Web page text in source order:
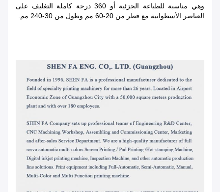
وهي مناسبة للطباعة الجزئية أو 360 درجة كاملة التغليف على
العناصر الأسطوانية مع قطر من 20-60 مم وطول من 30-240 مم.